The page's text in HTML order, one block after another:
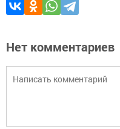
Нет комментариев